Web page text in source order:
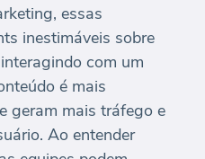
essas
inestimáveis sobre
com um
é mais
geram mais tráfego e
Ao entender